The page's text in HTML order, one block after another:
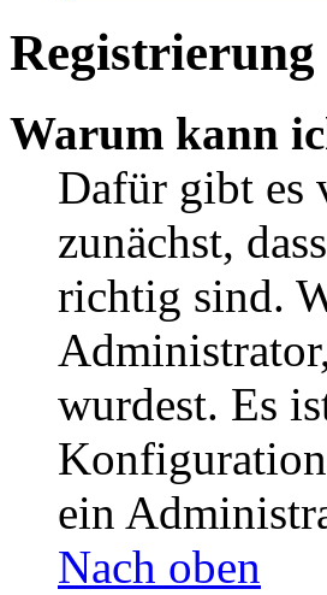
Warum kann
Dafür gibt es
zunächst,
richtig sind.
wurdest. Es
ein
Nach oben